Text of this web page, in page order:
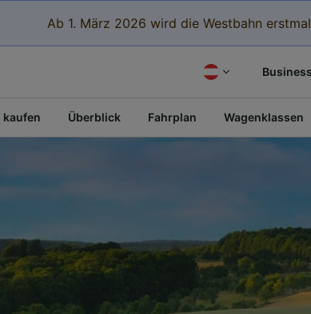
Ab 1. März 2026 wird die Westbahn
Business
kaufen Überblick Fahrplan Wagenklassen